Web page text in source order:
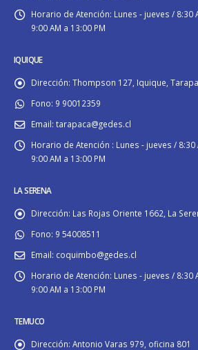
Horario de Atención: Lunes - jueves / 8:30
9:00 AM a 13:00 PM
IQUIQUE
Dirección: Thompson 127, Iquique,
Fono: 9 90012359
Email: tarapaca@gedes.cl
Horario de Atención : Lunes - jueves /
9:00 AM a 13:00 PM
LA SERENA
Dirección: Las Rojas Oriente 1662, La
Fono: 9 54008511
Email: coquimbo@gedes.cl
Horario de Atención: Lunes - jueves / 8:30
9:00 AM a 13:00 PM
TEMUCO
Dirección: Antonio Varas 979, oficina 801